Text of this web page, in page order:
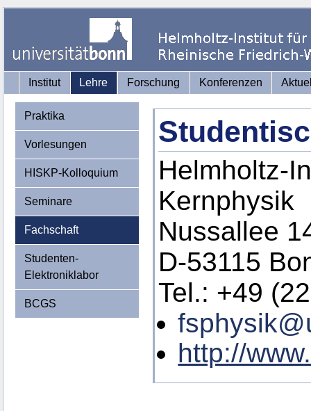
Institut Lehre Forschung Konferenzen
Praktika
Vorlesungen
HISKP-Kolloquium
Seminare
Fachschaft
Studenten-
Elektroniklabor
BCGS
Helmholtz-
Kernphysik
Nussallee
D-53115
Tel.: +49
http://